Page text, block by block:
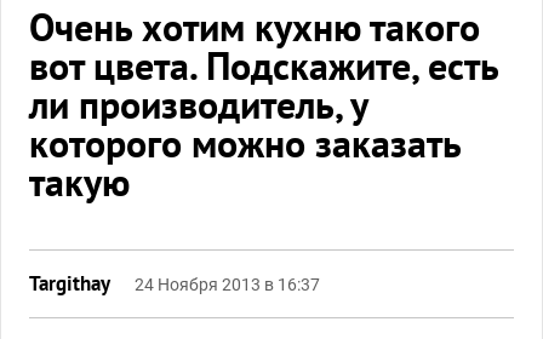
Очень хотим кухню такого
вот цвета. Подскажите, есть
ли производитель, у
которого можно заказать
такую
Targithay 24 Ноября 2013 в 16:37